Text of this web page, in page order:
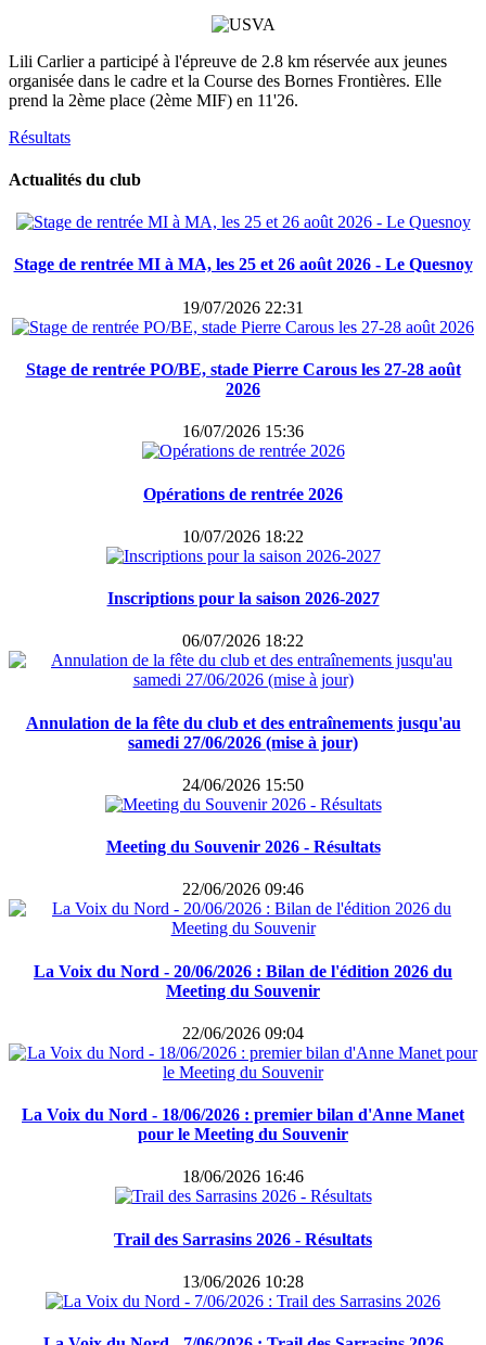
Lili Carlier a participé à l'épreuve de 2.8 km réservée aux jeunes
organisée dans le cadre et la Course des Bornes Frontières. Elle
prend la 2ème place (2ème MIF) en 11'26.
Résultats
Actualités du club
Stage de rentrée MI à MA, les 25 et 26 août 2026 - Le Quesnoy
19/07/2026 22:31
Stage de rentrée PO/BE, stade Pierre Carous les 27-28 août
2026
16/07/2026 15:36
Opérations de rentrée 2026
10/07/2026 18:22
Inscriptions pour la saison 2026-2027
06/07/2026 18:22
Annulation de la fête du club et des entraînements jusqu'au
samedi 27/06/2026 (mise à jour)
24/06/2026 15:50
Meeting du Souvenir 2026 - Résultats
22/06/2026 09:46
La Voix du Nord - 20/06/2026 : Bilan de l'édition 2026 du
Meeting du Souvenir
22/06/2026 09:04
La Voix du Nord - 18/06/2026 : premier bilan d'Anne Manet
pour le Meeting du Souvenir
18/06/2026 16:46
Trail des Sarrasins 2026 - Résultats
13/06/2026 10:28